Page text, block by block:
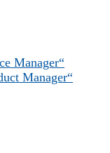
Manager“
Manager“